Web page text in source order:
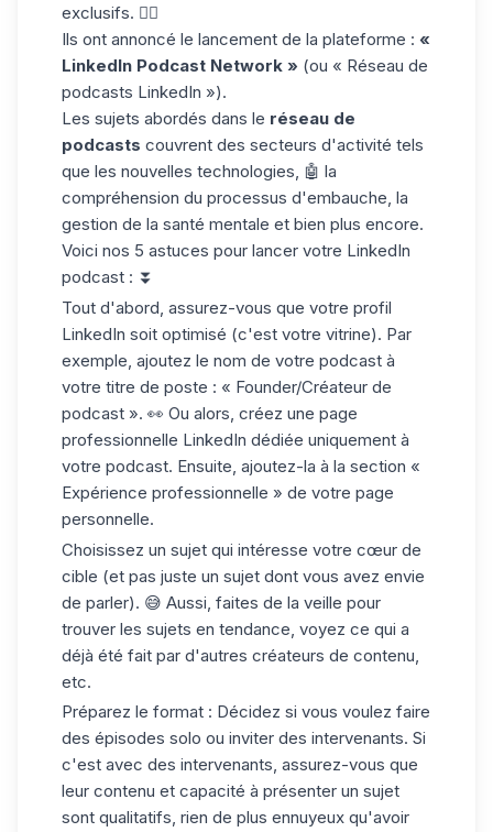
exclusifs. 🏄‍♂️
Ils ont annoncé le lancement de la plateforme : «
LinkedIn Podcast Network » (ou « Réseau de
podcasts LinkedIn »).
Les sujets abordés dans le réseau de
podcasts couvrent des secteurs d'activité tels
que les nouvelles technologies, 🤖 la
compréhension du processus d'embauche, la
gestion de la santé mentale et bien plus encore.
Voici nos 5 astuces pour lancer votre LinkedIn
podcast : ⏬
Tout d'abord, assurez-vous que votre profil
LinkedIn soit optimisé (c'est votre vitrine). Par
exemple, ajoutez le nom de votre podcast à
votre titre de poste : « Founder/Créateur de
podcast ». 👀 Ou alors, créez une page
professionnelle LinkedIn dédiée uniquement à
votre podcast. Ensuite, ajoutez-la à la section «
Expérience professionnelle » de votre page
personnelle.
Choisissez un sujet qui intéresse votre cœur de
cible (et pas juste un sujet dont vous avez envie
de parler). 😅 Aussi, faites de la veille pour
trouver les sujets en tendance, voyez ce qui a
déjà été fait par d'autres créateurs de contenu,
etc.
Préparez le format : Décidez si vous voulez faire
des épisodes solo ou inviter des intervenants. Si
c'est avec des intervenants, assurez-vous que
leur contenu et capacité à présenter un sujet
sont qualitatifs, rien de plus ennuyeux qu'avoir